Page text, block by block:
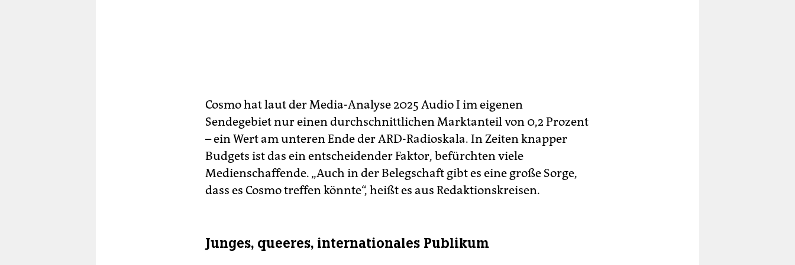
Cosmo hat laut der Media-Analyse 2025 Audio I im eigenen
Sendegebiet nur einen durchschnittlichen Marktanteil von 0,2 Prozent
– ein Wert am unteren Ende der ARD-Radioskala. In Zeiten knapper
Budgets ist das ein entscheidender Faktor, befürchten viele
Medienschaffende. „Auch in der Belegschaft gibt es eine große Sorge,
dass es Cosmo treffen könnte“, heißt es aus Redaktionskreisen.
Junges, queeres, internationales Publikum